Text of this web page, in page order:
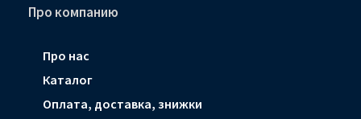
Про компанию
Про нас
Каталог
Оплата, доставка, знижки